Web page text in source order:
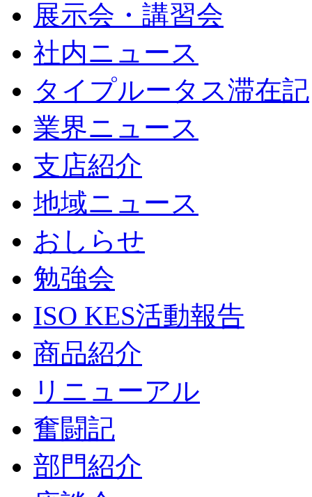
展示会・講習会
社内ニュース
タイプルータス滞在記
業界ニュース
支店紹介
地域ニュース
おしらせ
勉強会
ISO KES活動報告
商品紹介
リニューアル
奮闘記
部門紹介